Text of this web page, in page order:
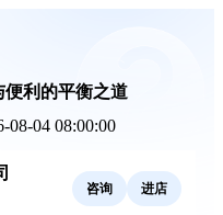
利的平衡之道
08-04 08:00:00
咨询 进店